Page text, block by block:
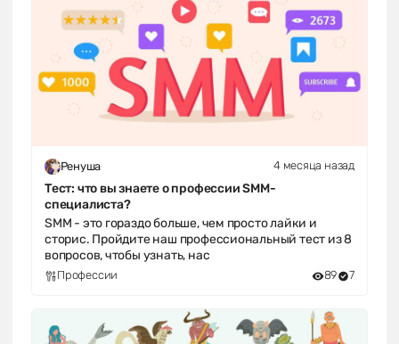
Ренуша 4 месяца назад
Тест: что вы знаете о профессии SMM-
специалиста?
SMM - это гораздо больше, чем просто лайки и
сторис. Пройдите наш профессиональный тест из 8
вопросов, чтобы узнать, нас
Профессии 89 7